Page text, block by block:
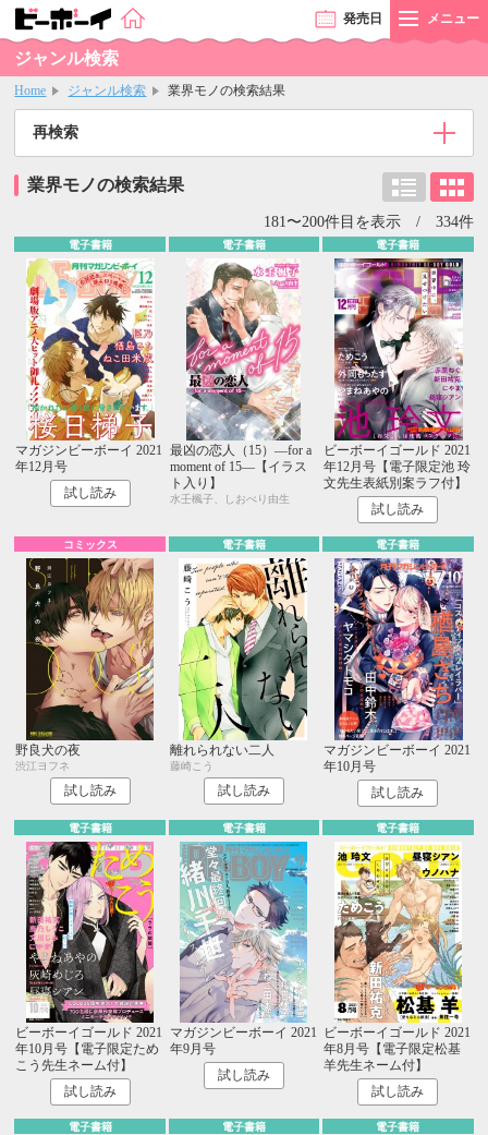
発売日 メニュー
ジャンル検索
Home ジャンル検索 業界モノの検索結果
再検索
業界モノの検索結果
181〜200件目を表示 / 334件
電子書籍
マガジンビーボーイ 2021
年12月号
試し読み
電子書籍
最凶の恋人（15）―for a
moment of 15―【イラス
ト入り】
水壬楓子、しおべり由生
電子書籍
ビーボーイゴールド 2021
年12月号【電子限定池 玲
文先生表紙別案ラフ付】
試し読み
コミックス
野良犬の夜
渋江ヨフネ
試し読み
電子書籍
離れられない二人
藤崎こう
試し読み
電子書籍
マガジンビーボーイ 2021
年10月号
試し読み
電子書籍
ビーボーイゴールド 2021
年10月号【電子限定ため
こう先生ネーム付】
試し読み
電子書籍
マガジンビーボーイ 2021
年9月号
試し読み
電子書籍
ビーボーイゴールド 2021
年8月号【電子限定松基
羊先生ネーム付】
試し読み
電子書籍 電子書籍 電子書籍